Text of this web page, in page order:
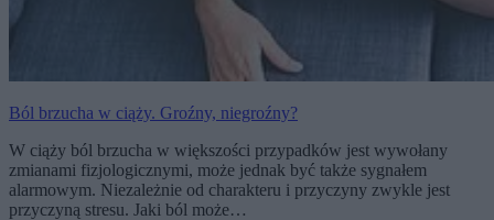
Ból brzucha w ciąży. Groźny, niegroźny?
W ciąży ból brzucha w większości przypadków jest wywołany
zmianami fizjologicznymi, może jednak być także sygnałem
alarmowym. Niezależnie od charakteru i przyczyny zwykle jest
przyczyną stresu. Jaki ból może…